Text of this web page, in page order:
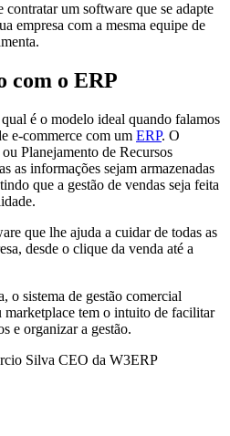
contratar um software que se adapte
empresa com a mesma equipe de
com o ERP
é o modelo ideal quando falamos
e-commerce com um ERP. O
Planejamento de Recursos
as informações sejam armazenadas
que a gestão de vendas seja feita
que lhe ajuda a cuidar de todas as
desde o clique da venda até a
o sistema de gestão comercial
marketplace tem o intuito de facilitar
e organizar a gestão.
Silva CEO da W3ERP